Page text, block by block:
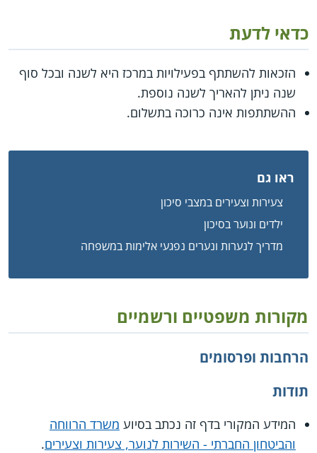
כדאי לדעת
הזכאות להשתתף בפעילויות במרכז היא לשנה ובכל סוף
שנה ניתן להאריך לשנה נוספת.
ההשתתפות אינה כרוכה בתשלום.
ראו גם
צעירות וצעירים במצבי סיכון
ילדים ונוער בסיכון
מדריך לנערות ונערים נפגעי אלימות במשפחה
מקורות משפטיים ורשמיים
הרחבות ופרסומים
תודות
המידע המקורי בדף זה נכתב בסיוע משרד הרווחה
והביטחון החברתי - השירות לנוער, צעירות וצעירים.